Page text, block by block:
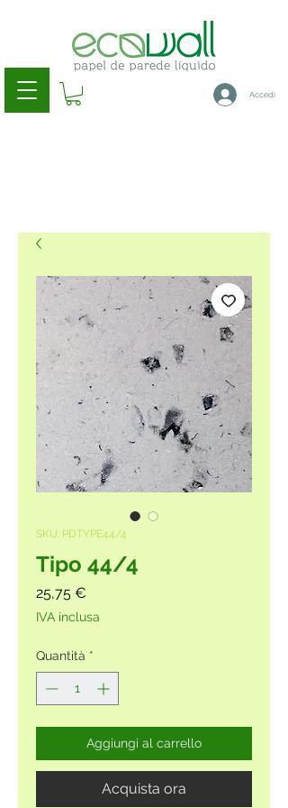
Accedi
SKU: PDTYPE44/4
Tipo 44/4
25,75 €
IVA inclusa
Quantità *
Aggiungi al carrello
Acquista ora